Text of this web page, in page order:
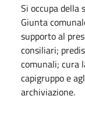
Si occupa della
Giunta
supporto al
consiliari;
comunali; cura
capigruppo e
archiviazione.